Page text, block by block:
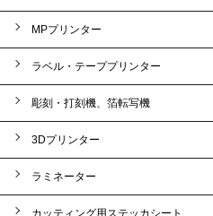
MPプリンター
ラベル・テーププリンター
彫刻・打刻機、箔転写機
3Dプリンター
ラミネーター
カッティング用ステッカシート